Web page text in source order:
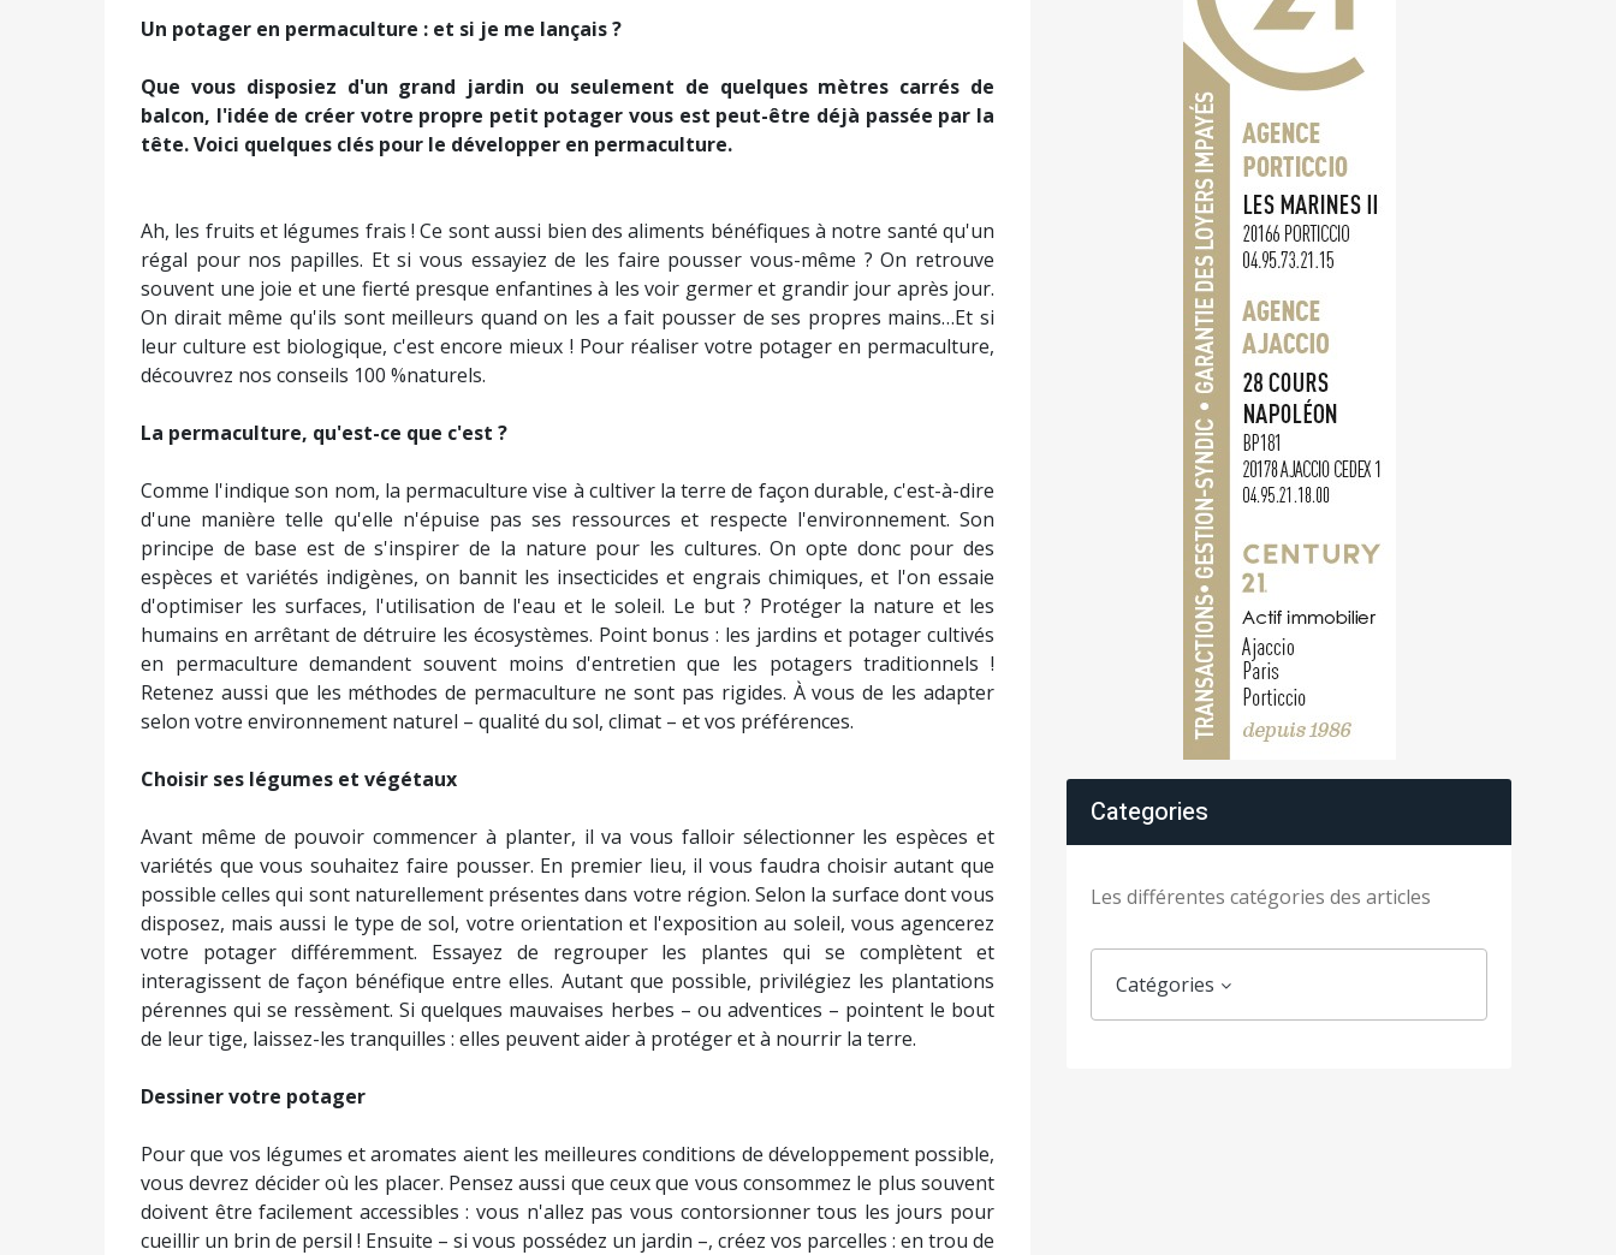
Un potager en permaculture : et si je me lançais ?
Que vous disposiez d'un grand jardin ou seulement de quelques mètres carrés de
balcon, l'idée de créer votre propre petit potager vous est peut-être déjà passée par la
tête. Voici quelques clés pour le développer en permaculture.
Ah, les fruits et légumes frais ! Ce sont aussi bien des aliments bénéfiques à notre santé qu'un
régal pour nos papilles. Et si vous essayiez de les faire pousser vous-même ? On retrouve
souvent une joie et une fierté presque enfantines à les voir germer et grandir jour après jour.
On dirait même qu'ils sont meilleurs quand on les a fait pousser de ses propres mains…Et si
leur culture est biologique, c'est encore mieux ! Pour réaliser votre potager en permaculture,
découvrez nos conseils 100 %naturels.
La permaculture, qu'est-ce que c'est ?
Comme l'indique son nom, la permaculture vise à cultiver la terre de façon durable, c'est-à-dire
d'une manière telle qu'elle n'épuise pas ses ressources et respecte l'environnement. Son
principe de base est de s'inspirer de la nature pour les cultures. On opte donc pour des
espèces et variétés indigènes, on bannit les insecticides et engrais chimiques, et l'on essaie
d'optimiser les surfaces, l'utilisation de l'eau et le soleil. Le but ? Protéger la nature et les
humains en arrêtant de détruire les écosystèmes. Point bonus : les jardins et potager cultivés
en permaculture demandent souvent moins d'entretien que les potagers traditionnels !
Retenez aussi que les méthodes de permaculture ne sont pas rigides. À vous de les adapter
selon votre environnement naturel – qualité du sol, climat – et vos préférences.
Choisir ses légumes et végétaux
Avant même de pouvoir commencer à planter, il va vous falloir sélectionner les espèces et
variétés que vous souhaitez faire pousser. En premier lieu, il vous faudra choisir autant que
possible celles qui sont naturellement présentes dans votre région. Selon la surface dont vous
disposez, mais aussi le type de sol, votre orientation et l'exposition au soleil, vous agencerez
votre potager différemment. Essayez de regrouper les plantes qui se complètent et
interagissent de façon bénéfique entre elles. Autant que possible, privilégiez les plantations
pérennes qui se ressèment. Si quelques mauvaises herbes – ou adventices – pointent le bout
de leur tige, laissez-les tranquilles : elles peuvent aider à protéger et à nourrir la terre.
Dessiner votre potager
Pour que vos légumes et aromates aient les meilleures conditions de développement possible,
vous devrez décider où les placer. Pensez aussi que ceux que vous consommez le plus souvent
doivent être facilement accessibles : vous n'allez pas vous contorsionner tous les jours pour
cueillir un brin de persil ! Ensuite – si vous possédez un jardin –, créez vos parcelles : en trou de
Categories
Les différentes catégories des articles
Catégories